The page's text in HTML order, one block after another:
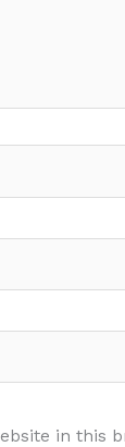
in this